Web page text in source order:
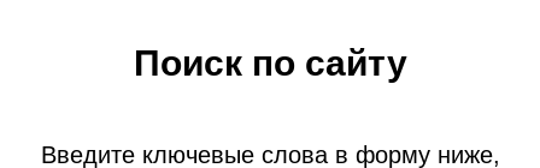
Поиск по сайту
Введите ключевые слова в форму ниже,